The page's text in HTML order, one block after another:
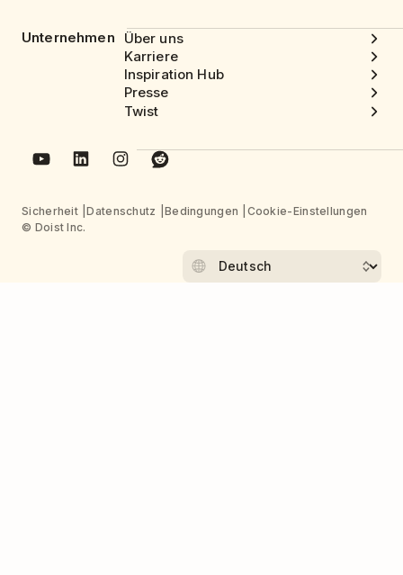
Unternehmen
Über uns
Karriere
Inspiration Hub
Presse
Twist
Sicherheit Datenschutz Bedingungen
Cookie-Einstellungen
© Doist Inc.